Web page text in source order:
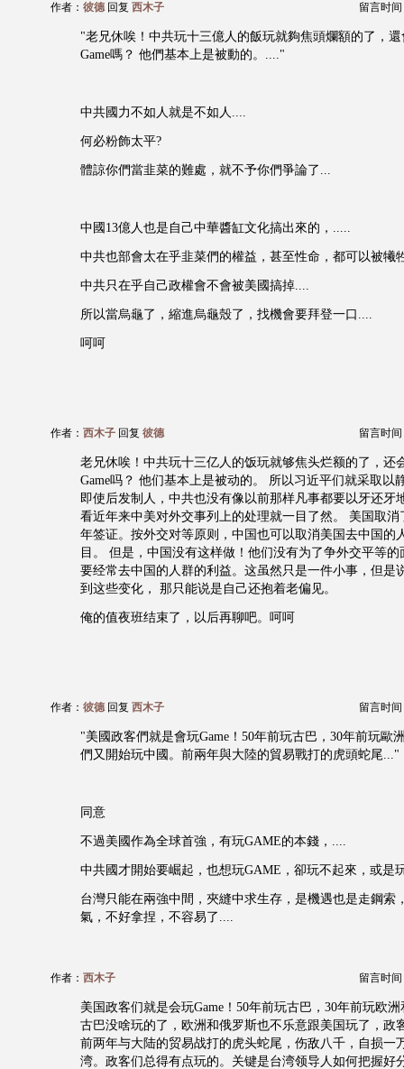
作者： 彼德回复 西木子 留言时间
"老兄休唉！中共玩十三億人的飯玩就夠焦頭爛額的了，
Game嗎？ 他們基本上是被動的。...."
中共國力不如人就是不如人....
何必粉飾太平?
體諒你們當韭菜的難處，就不予你們爭論了...
中國13億人也是自己中華醬缸文化搞出來的，.....
中共也部會太在乎韭菜們的權益，甚至性命，都可以被犧
中共只在乎自己政權會不會被美國搞掉....
所以當烏龜了，縮進烏龜殼了，找機會要拜登一口....
呵呵
作者： 西木子 回复 彼德 留言时间
老兄休唉！中共玩十三亿人的饭玩就够焦头烂额的了，还
Game吗？ 他们基本上是被动的。 所以习近平们就采取以
即使后发制人，中共也没有像以前那样凡事都要以牙还牙
看近年来中美对外交事列上的处理就一目了然。 美国取消
年签证。按外交对等原则，中国也可以取消美国去中国的
目。 但是，中国没有这样做！他们没有为了争外交平等
要经常去中国的人群的利益。这虽然只是一件小事，但是
到这些变化， 那只能说是自己还抱着老偏见。
俺的值夜班结束了，以后再聊吧。呵呵
作者： 彼德回复 西木子 留言时间
"美國政客們就是會玩Game！50年前玩古巴，30年前玩歐
們又開始玩中國。前兩年與大陸的貿易戰打的虎頭蛇尾..."
同意
不過美國作為全球首強，有玩GAME的本錢，....
中共國才開始要崛起，也想玩GAME，卻玩不起來，或是
台灣只能在兩強中間，夾縫中求生存，是機遇也是走鋼索
氣，不好拿捏，不容易了....
作者： 西木子 留言时间
美国政客们就是会玩Game！50年前玩古巴，30年前玩欧
古巴没啥玩的了，欧洲和俄罗斯也不乐意跟美国玩了，政
前两年与大陆的贸易战打的虎头蛇尾，伤敌八千，自损一
湾。政客们总得有点玩的。关键是台湾领导人如何把握好